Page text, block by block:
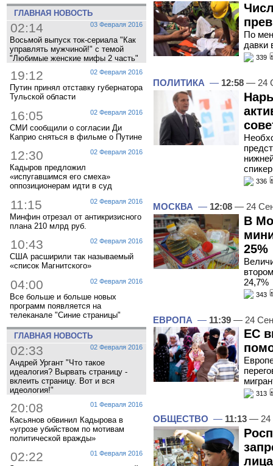
ГЛАВНАЯ НОВОСТЬ
03 Февраля 2016
02:14
Восьмой выпуск ток-сериала "Как
управлять мужчиной!" с темой
"Любимые женские мифы 2 часть"
02 Февраля 2016
19:12
Путин принял отставку губернатора
Тульской области
02 Февраля 2016
16:05
СМИ сообщили о согласии Ди
Каприо сняться в фильме о Путине
02 Февраля 2016
12:30
Кадыров предложил
«испугавшимся его смеха»
оппозиционерам идти в суд
02 Февраля 2016
11:15
Минфин отрезал от антикризисного
плана 210 млрд руб.
02 Февраля 2016
10:43
США расширили так называемый
«список Магнитского»
02 Февраля 2016
04:00
Все больше и больше новых
программ появляется на
телеканале "Синие страницы"
ГЛАВНАЯ НОВОСТЬ
02 Февраля 2016
02:33
Андрей Ургант "Что такое
идеалогия? Вырвать страницу -
вклеить страницу. Вот и вся
идеология!"
01 Февраля 2016
20:08
Касьянов обвинил Кадырова в
«угрозе убийством по мотивам
политической вражды»
01 Февраля 2016
02:22
По
давки
339
ПОЛИТИКА — 12:58 — 24
336
МОСКВА — 12:08 — 24
В
25%
24,7%
343
ЕВРОПА — 11:39 — 24
ЕС
313
ОБЩЕСТВО — 11:13 — 24